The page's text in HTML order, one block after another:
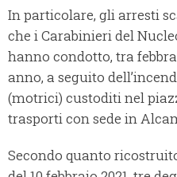
In particolare, gli arresti
che i Carabinieri del
hanno condotto, tra
anno, a seguito
(motrici) custoditi nel
trasporti con sede in
Secondo quanto